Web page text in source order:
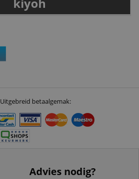
kiyoh
Uitgebreid betaalgemak:
Advies nodig?